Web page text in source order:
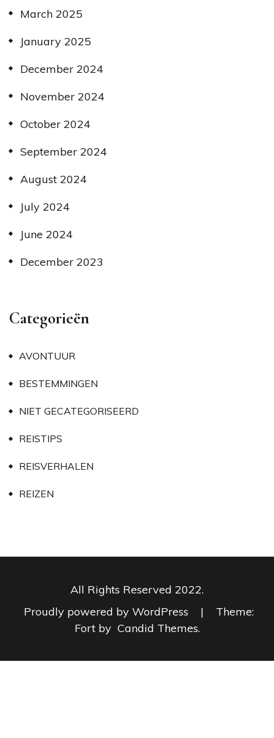
March 2025
January 2025
December 2024
November 2024
October 2024
September 2024
August 2024
July 2024
June 2024
December 2023
Categorieën
AVONTUUR
BESTEMMINGEN
NIET GECATEGORISEERD
REISTIPS
REISVERHALEN
REIZEN
All Rights Reserved 2022.
Proudly powered by WordPress
|
Theme:
Fort by Candid Themes.